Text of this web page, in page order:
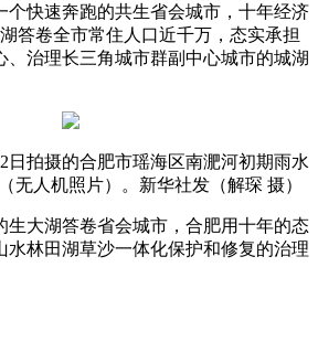
快速奔跑的共生省会城市，十年经济
答卷全市常住人口近千万，态实承担
、治理长三角城市群副中心城市的城湖
日拍摄的合肥市瑶海区南淝河初期雨水
无人机照片）。新华社发（解琛 摄）
大湖答卷省会城市，合肥用十年的态
水林田湖草沙一体化保护和修复的治理